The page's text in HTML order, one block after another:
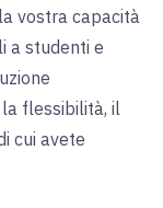
vostra capacità
a studenti e
flessibilità, il
cui avete